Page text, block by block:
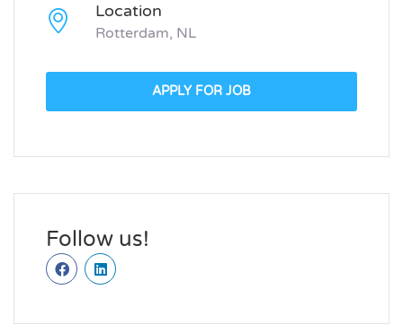
Location
Rotterdam, NL
APPLY FOR JOB
Follow us!